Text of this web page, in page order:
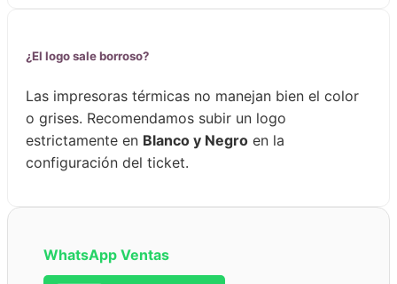
¿El logo sale borroso?
Las impresoras térmicas no manejan bien el color
o grises. Recomendamos subir un logo
estrictamente en Blanco y Negro en la
configuración del ticket.
WhatsApp Ventas